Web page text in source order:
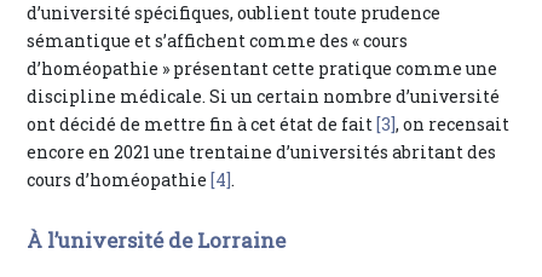
d’université spécifiques, oublient toute prudence
sémantique et s’affichent comme des « cours
d’homéopathie » présentant cette pratique comme une
discipline médicale. Si un certain nombre d’université
ont décidé de mettre fin à cet état de fait[3], on recensait
encore en 2021 une trentaine d’universités abritant des
cours d’homéopathie[4].
À l’université de Lorraine